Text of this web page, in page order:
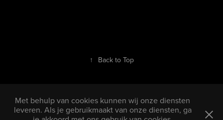
↑ Back to Top
Met behulp van cookies kunnen wij onze diensten
leveren. Als je gebruikmaakt van onze diensten, ga